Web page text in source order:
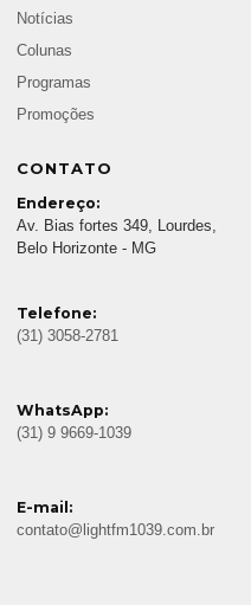
Notícias
Colunas
Programas
Promoções
CONTATO
Endereço:
Av. Bias fortes 349, Lourdes,
Belo Horizonte - MG
Telefone:
(31) 3058-2781
WhatsApp:
(31) 9 9669-1039
E-mail:
contato@lightfm1039.com.br